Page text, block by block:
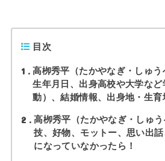
目次
1
高栁秀平（たかやなぎ・しゅ
生年月日、出身高校や大学な
動）、結婚情報、出身地・生育
2
高栁秀平（たかやなぎ・しゅ
技、好物、モットー、思い出
になっていなかったら！